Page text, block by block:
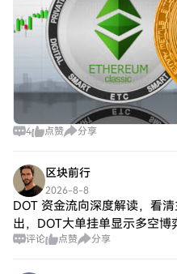
4 点赞 分享
区块前行
2026-8-8
DOT 资金流向深度解读，看
出，DOT大单挂单显示多空
金是行情的发动机，当前资金
评论 点赞 分享